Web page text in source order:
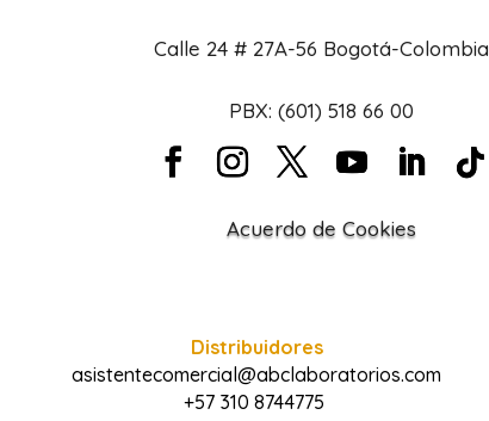
Calle 24 # 27A-56 Bogotá-Colombia
PBX: (601) 518 66 00
Acuerdo de Cookies
Distribuidores
asistentecomercial@abclaboratorios.com
+57 310 8744775